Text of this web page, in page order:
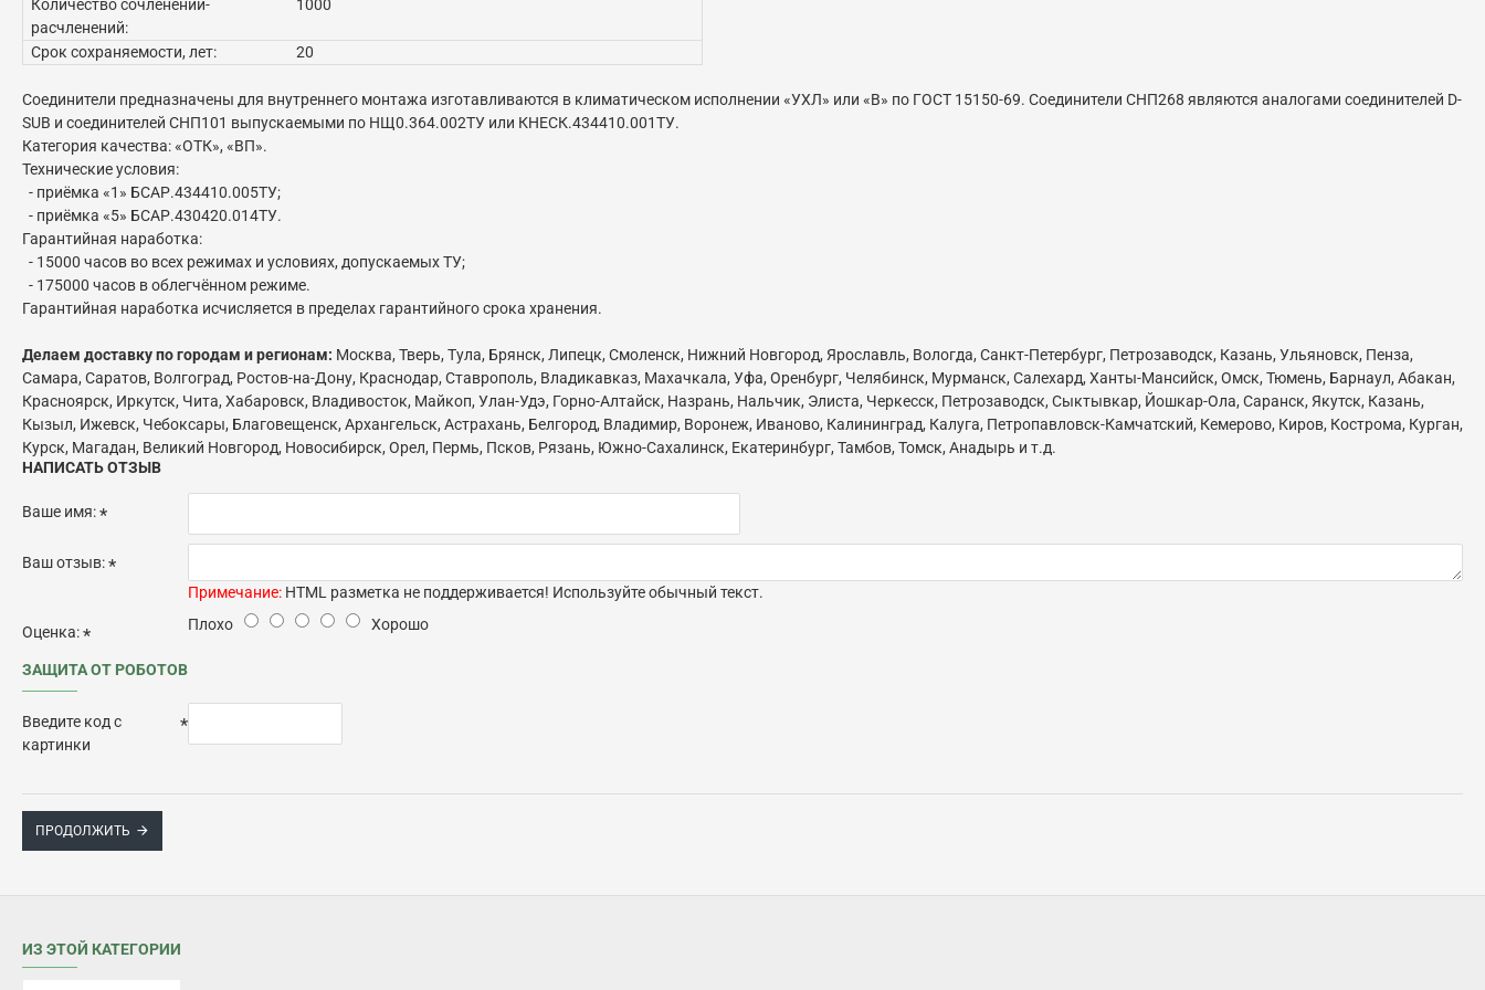
Количество сочленений-
расчленений:
1000
Срок сохраняемости, лет: 20
Соединители предназначены для внутреннего монтажа изготавливаются в климатическом исполнении «УХЛ» или «В» по ГОСТ 15150-69. Соединители СНП268 являются аналогами соединителей D-
SUB и соединителей СНП101 выпускаемыми по НЩ0.364.002ТУ или КНЕСК.434410.001ТУ.
Категория качества: «ОТК», «ВП».
Технические условия:
- приёмка «1» БСАР.434410.005ТУ;
- приёмка «5» БСАР.430420.014ТУ.
Гарантийная наработка:
- 15000 часов во всех режимах и условиях, допускаемых ТУ;
- 175000 часов в облегчённом режиме.
Гарантийная наработка исчисляется в пределах гарантийного срока хранения.
Делаем доставку по городам и регионам: Москва, Тверь, Тула, Брянск, Липецк, Смоленск, Нижний Новгород, Ярославль, Вологда, Санкт-Петербург, Петрозаводск, Казань, Ульяновск, Пенза,
Самара, Саратов, Волгоград, Ростов-на-Дону, Краснодар, Ставрополь, Владикавказ, Махачкала, Уфа, Оренбург, Челябинск, Мурманск, Салехард, Ханты-Мансийск, Омск, Тюмень, Барнаул, Абакан,
Красноярск, Иркутск, Чита, Хабаровск, Владивосток, Майкоп, Улан-Удэ, Горно-Алтайск, Назрань, Нальчик, Элиста, Черкесск, Петрозаводск, Сыктывкар, Йошкар-Ола, Саранск, Якутск, Казань,
Кызыл, Ижевск, Чебоксары, Благовещенск, Архангельск, Астрахань, Белгород, Владимир, Воронеж, Иваново, Калининград, Калуга, Петропавловск-Камчатский, Кемерово, Киров, Кострома, Курган,
Курск, Магадан, Великий Новгород, Новосибирск, Орел, Пермь, Псков, Рязань, Южно-Сахалинск, Екатеринбург, Тамбов, Томск, Анадырь и т.д.
НАПИСАТЬ ОТЗЫВ
Ваше имя:
Ваш отзыв:
Примечание: HTML разметка не поддерживается! Используйте обычный текст.
Оценка: Плохо Хорошо
ЗАЩИТА ОТ РОБОТОВ
Введите код с
картинки
ПРОДОЛЖИТЬ
ИЗ ЭТОЙ КАТЕГОРИИ